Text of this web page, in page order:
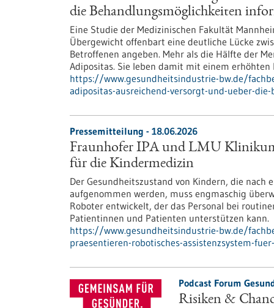
die Behandlungsmöglichkeiten
Eine Studie der Medizinischen Fakultät
Übergewicht offenbart eine deutliche Lücke
Betroffenen angeben. Mehr als die Hälfte der
Adipositas. Sie leben damit mit einem
https://www.gesundheitsindustrie-bw.de/
adipositas-ausreichend-versorgt-und-ueber-
Pressemitteilung - 18.06.2026
Fraunhofer IPA und LMU Klinikum
für die Kindermedizin
Der Gesundheitszustand von Kindern, die
aufgenommen werden, muss engmaschig
Roboter entwickelt, der das Personal bei
Patientinnen und Patienten unterstützen kann.
https://www.gesundheitsindustrie-bw.de/
praesentieren-robotisches-assistenzsystem-
Podcast Forum
Risiken &